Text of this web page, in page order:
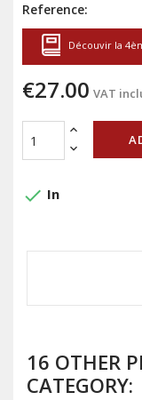
Reference:
Découvir la
€27.00 VAT
done In
16 OTHER
CATEGORY: